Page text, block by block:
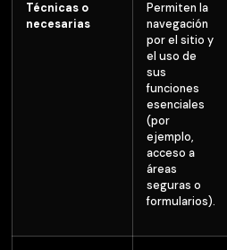
Técnicas o
necesarias
Permiten la
navegación
por el sitio y
el uso de
sus
funciones
esenciales
(por
ejemplo,
acceso a
áreas
seguras o
formularios).